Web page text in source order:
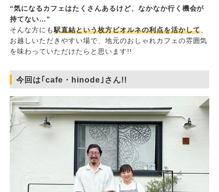
“気になるカフェはたくさんあるけど、なかなか行く機会が
持てない…”
そんな方にも駅直結という枚方ビオルネの利点を活かして、
お越しいただきやすい場で、地元のおしゃれカフェの雰囲気
を味わっていただけたらと思います!!
今回は｢cafe・hinode｣さん!!